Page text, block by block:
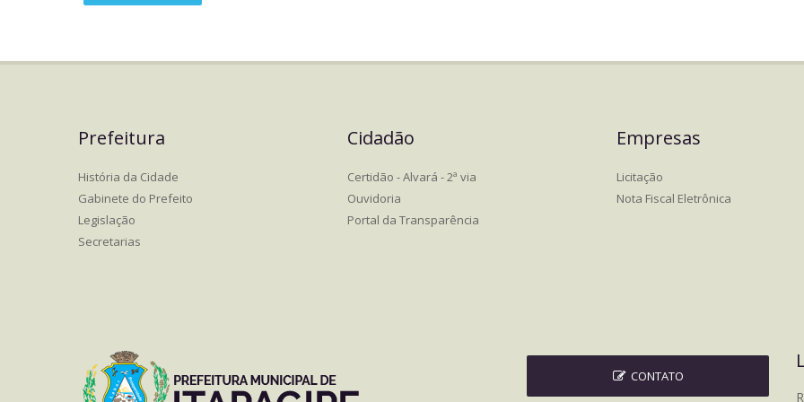
Prefeitura
História da Cidade
Gabinete do Prefeito
Legislação
Secretarias
Cidadão
Certidão - Alvará - 2ª via
Ouvidoria
Portal da Transparência
Empresas
Licitação
Nota Fiscal Eletrônica
CONTATO